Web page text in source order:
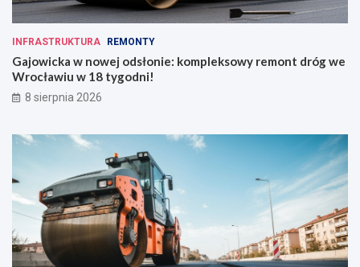
INFRASTRUKTURA REMONTY
Gajowicka w nowej odsłonie: kompleksowy remont dróg we
Wrocławiu w 18 tygodni!
8 sierpnia 2026